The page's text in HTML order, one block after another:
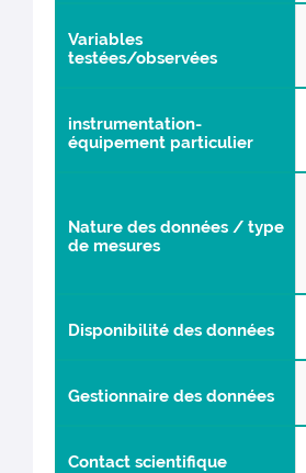
Variables
testées/observées
instrumentation-
équipement particulier
Nature des données / type
de mesures
Disponibilité des données
Gestionnaire des données
Contact scientifique